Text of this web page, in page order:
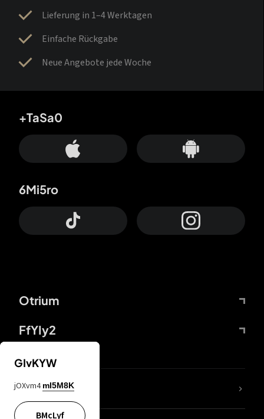
Lieferung in 1–4 Werktagen
Einfache Rückgabe
Neue Angebote jede Woche
Otrium
FfYIy2
+TaSa0
6Mi5ro
DDcvSo
GIvKYW
jOXvm4 mI5M8K
BMcLyf